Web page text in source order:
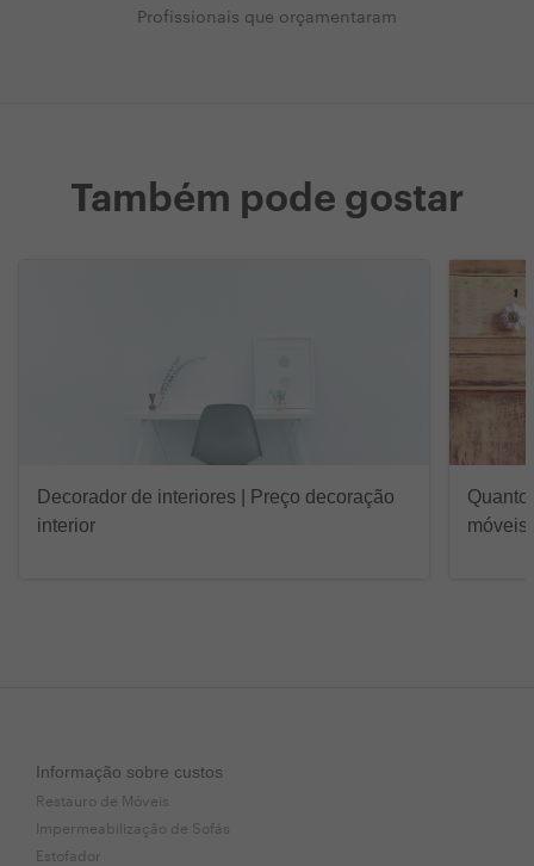
Profissionais que orçamentaram
Também pode gostar
Decorador de interiores | Preço decoração
interior
Informação sobre custos
Restauro de Móveis
Impermeabilização de Sofás
Estofador